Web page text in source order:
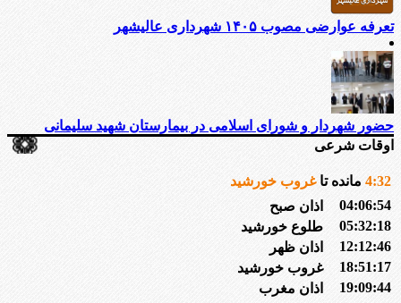
تعرفه عوارضی مصوب ۱۴۰۵ شهرداری عالیشهر
حضور شهردار و شورای اسلامی در بیمارستان شهید سلیمانی
اوقات شرعی
4:32 مانده تاغروب خورشید
04:06:54
اذان صبح
05:32:18
طلوع خورشید
12:12:46
اذان ظهر
18:51:17
غروب خورشید
19:09:44
اذان مغرب